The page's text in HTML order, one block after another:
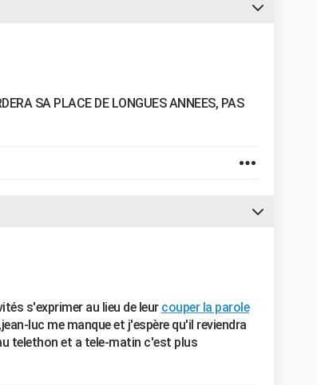
SA PLACE DE LONGUES ANNEES, PAS
s'exprimer au lieu de leur couper la parole
luc me manque et j'espère qu'il reviendra
telethon et a tele-matin c'est plus